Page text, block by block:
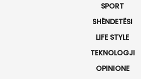
SPORT
SHËNDETËSI
LIFE STYLE
TEKNOLOGJI
OPINIONE